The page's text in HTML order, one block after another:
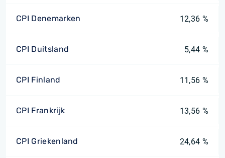
CPI Denemarken 12,36 %
CPI Duitsland 5,44 %
CPI Finland 11,56 %
CPI Frankrijk 13,56 %
CPI Griekenland 24,64 %